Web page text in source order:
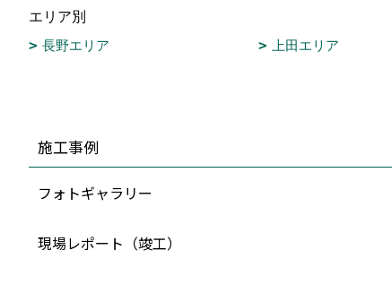
エリア別
長野エリア
上田エリア
施工事例
フォトギャラリー
現場レポート（竣工）